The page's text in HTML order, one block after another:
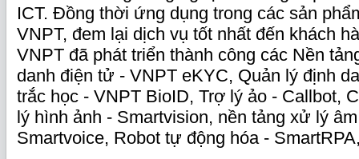
ICT. Đồng thời ứng dụng trong các sản
VNPT, đem lại dịch vụ tốt nhất đến khách
VNPT đã phát triển thành công các Nền
danh điện tử - VNPT eKYC, Quản lý định
trắc học - VNPT BioID, Trợ lý ảo - Callbot,
lý hình ảnh - Smartvision, nền tảng xử lý
Smartvoice, Robot tự động hóa -